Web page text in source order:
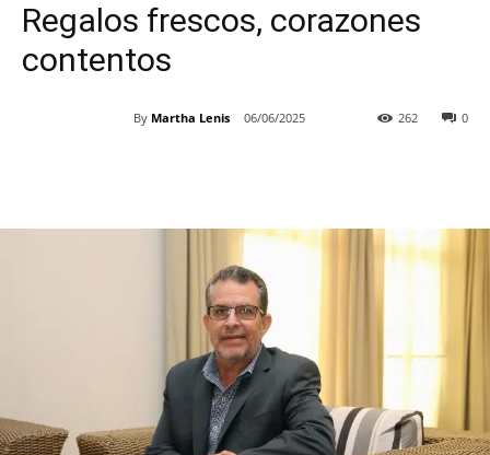
Regalos frescos, corazones
contentos
By Martha Lenis 06/06/2025 0
262